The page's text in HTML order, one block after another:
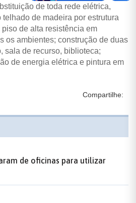
de toda rede elétrica,
de madeira por estrutura
de alta resistência em
os ambientes; construção de duas
sala de recurso, biblioteca;
de energia elétrica e pintura em
Compartilhe:
de oficinas para utilizar